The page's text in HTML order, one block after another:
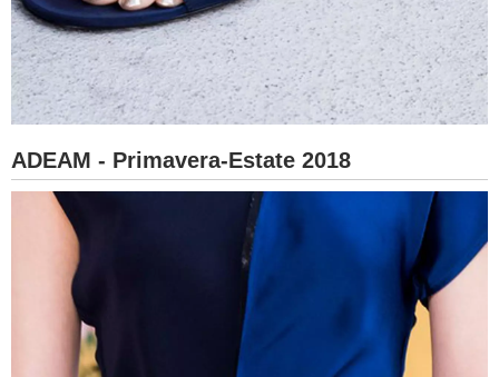
ADEAM - Primavera-Estate 2018